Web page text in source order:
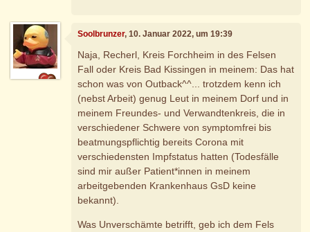
Soolbrunzer, 10. Januar 2022, um 19:39
Naja, Recherl, Kreis Forchheim in des Felsen
Fall oder Kreis Bad Kissingen in meinem: Das hat
schon was von Outback^^... trotzdem kenn ich
(nebst Arbeit) genug Leut in meinem Dorf und in
meinem Freundes- und Verwandtenkreis, die in
verschiedener Schwere von symptomfrei bis
beatmungspflichtig bereits Corona mit
verschiedensten Impfstatus hatten (Todesfälle
sind mir außer Patient*innen in meinem
arbeitgebenden Krankenhaus GsD keine
bekannt).
Was Unverschämte betrifft, geb ich dem Fels